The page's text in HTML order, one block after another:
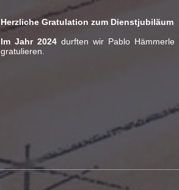
Herzliche Gratulation zum Dienstjubiläum
Im Jahr 2024 durften wir Pablo
gratulieren.